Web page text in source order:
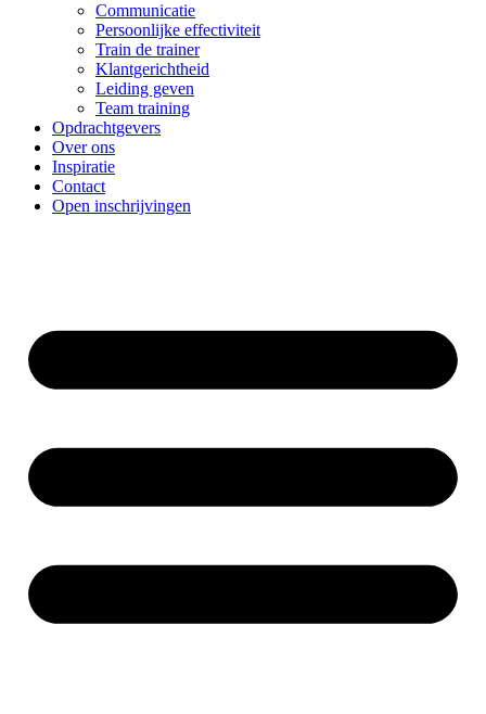
Communicatie
Persoonlijke effectiviteit
Train de trainer
Klantgerichtheid
Leiding geven
Team training
Opdrachtgevers
Over ons
Inspiratie
Contact
Open inschrijvingen